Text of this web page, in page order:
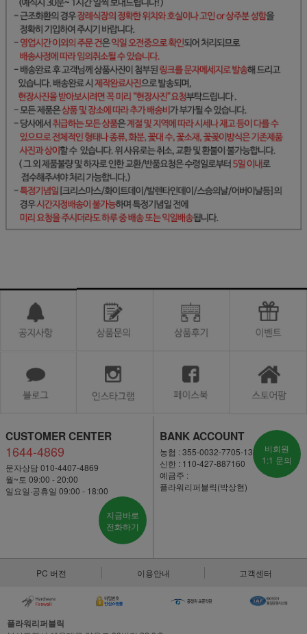
CUSTOMER CENTER
1644-4869
문자상담 010-4407-4869
월~토 09:00 - 20:00
일요일·공휴일 09:00 - 18:00
지금바로
전화하기
BANK ACCOUNT
농협 : 355-0032-7705-13
신한 : 110-427-887160
예금주 :
플라워리퍼블릭(박상현)
비회원
1:1 문의
PC 버전 이용안내 고객센터
플라워리퍼블릭